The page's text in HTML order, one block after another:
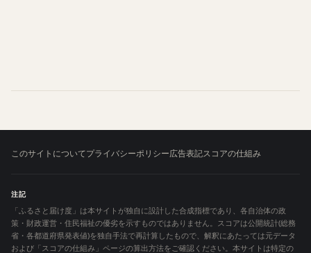
このサイトについてプライバシーポリシー広告表記スコアの仕組み
注記
「ふるさと届け度」は本サイトが独自に設計した合成指標であり、各自治体の政
策・財政運営・住民福祉の優劣を示すものではありません。スコアは公開統計(総務
省・各都道府県発表値)を独自手法で再計算したもので、解釈にあたっては元データ
および「スコアの仕組み」ページの算出方法をご確認ください。本サイトは特定の